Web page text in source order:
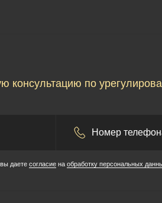
консультацию по
даете согласие на обработку персональных